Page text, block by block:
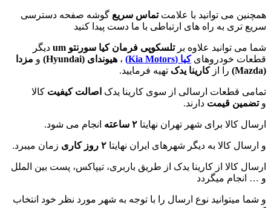
همچنین می توانید با علامتتماس سریع گوشه صفحه دسترسی
سریع تری به راه های ارتباطی با ما دست پیدا کنید
شما می توانید علاوه برتلسکوپی فرمان کیا سورنتو um
دیگر
قطعات خودروهایکیا (Kia Motors
) ، هیوندای (Hyundai
) و مزدا
(
Mazda
) را ازکارینا یدک تهیه فرمایید.
تمامی قطعات ارسالی از سوی کارینا یدک اصالت کیفیت کالا
وتضمین قیمت دارند.
ارسال کالا برای شهر تهران نهایتا ۲ ساعته انجام می شود.
و ارسال کالا به دیگر شهرهای ایران نهایتا ۲ روز کاری زمان میبرد.
ارسال کالا از کارینا یدک از طریق باربری، تیپاکس، پست بین الملل
و … انجام میگردد
و شما میتوانید نوع ارسال را با توجه به شهر مورد نظر خود انتخاب